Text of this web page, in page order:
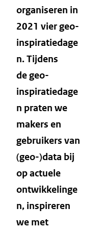
organiseren in
2021 vier geo-
inspiratiedage
n. Tijdens
de geo-
inspiratiedage
n praten we
makers en
gebruikers van
(geo-)data bij
op actuele
ontwikkelinge
n, inspireren
we met